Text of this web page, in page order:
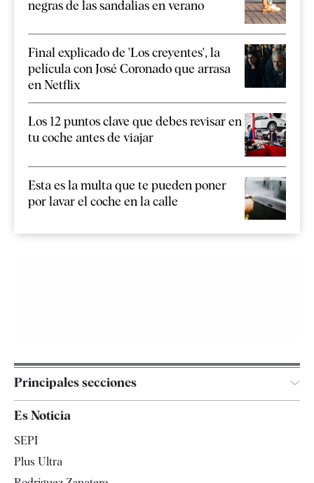
negras de las sandalias en verano
Final explicado de 'Los creyentes', la
película con José Coronado que arrasa
en Netflix
Los 12 puntos clave que debes revisar en
tu coche antes de viajar
Esta es la multa que te pueden poner
por lavar el coche en la calle
Principales secciones
España
Es Noticia
SEPI
Plus Ultra